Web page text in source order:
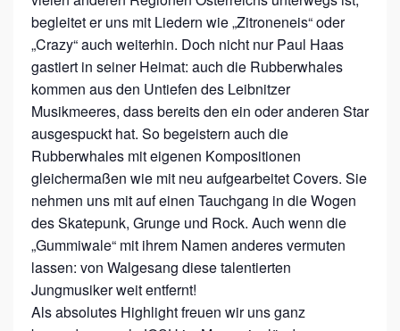
begleitet er uns mit Liedern wie „Zitroneneis“ oder
„Crazy“ auch weiterhin. Doch nicht nur Paul Haas
gastiert in seiner Heimat: auch die Rubberwhales
kommen aus den Untiefen des Leibnitzer
Musikmeeres, dass bereits den ein oder anderen Star
ausgespuckt hat. So begeistern auch die
Rubberwhales mit eigenen Kompositionen
gleichermaßen wie mit neu aufgearbeitet Covers. Sie
nehmen uns mit auf einen Tauchgang in die Wogen
des Skatepunk, Grunge und Rock. Auch wenn die
„Gummiwale“ mit ihrem Namen anderes vermuten
lassen: von Walgesang diese talentierten
Jungmusiker weit entfernt!
Als absolutes Highlight freuen wir uns ganz